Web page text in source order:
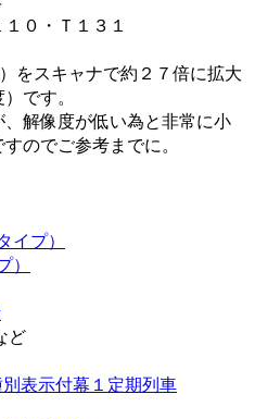
０・Ｔ１３１
をスキャナで約２７倍に拡大
です。
解像度が低い為と非常に小
のでご参考までに。
イプ）
）
ど
表示付幕１定期列車